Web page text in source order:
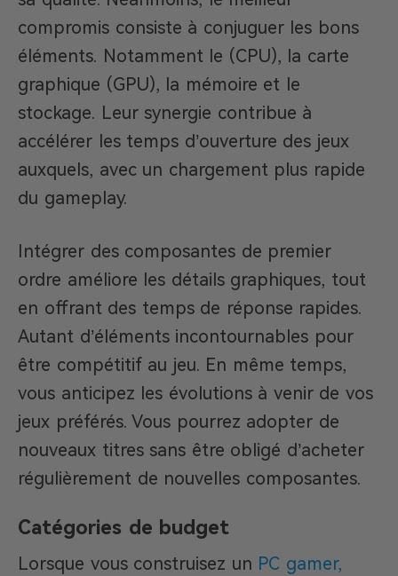
compromis consiste à conjuguer les bons
éléments. Notamment le (CPU), la carte
graphique (GPU), la mémoire et le
stockage. Leur synergie contribue à
accélérer les temps d’ouverture des jeux
auxquels, avec un chargement plus rapide
du gameplay.
Intégrer des composantes de premier
ordre améliore les détails graphiques, tout
en offrant des temps de réponse rapides.
Autant d’éléments incontournables pour
être compétitif au jeu. En même temps,
vous anticipez les évolutions à venir de vos
jeux préférés. Vous pourrez adopter de
nouveaux titres sans être obligé d’acheter
régulièrement de nouvelles composantes.
Catégories de budget
Lorsque vous construisez un PC gamer,